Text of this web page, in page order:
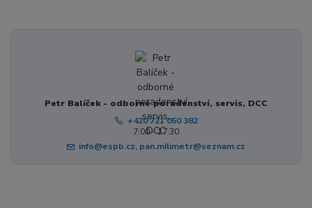
Petr Balíček - odborné poradenství, servis, DCC
+420 721 050 382
7:00 - 17:30
info@espb.cz, pan.milimetr@seznam.cz